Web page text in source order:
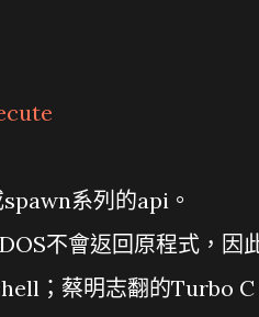
系列的api。
不會返回原程式，因
；蔡明志翻的Turbo C